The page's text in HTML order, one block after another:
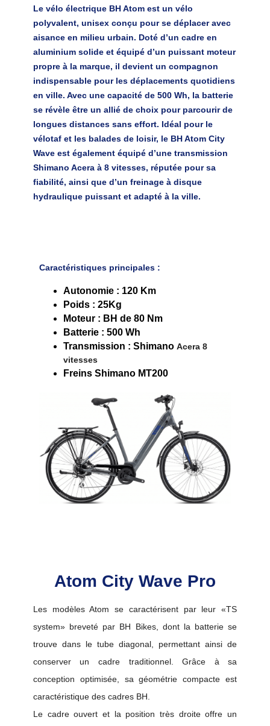
Le vélo électrique BH Atom est un vélo
polyvalent, unisex conçu pour se déplacer avec
aisance en milieu urbain. Doté d’un cadre en
aluminium solide et équipé d’un puissant moteur
propre à la marque, il devient un compagnon
indispensable pour les déplacements quotidiens
en ville. Avec une capacité de 500 Wh, la batterie
se révèle être un allié de choix pour parcourir de
longues distances sans effort. Idéal pour le
vélotaf et les balades de loisir, le BH Atom City
Wave est également équipé d’une transmission
Shimano Acera à 8 vitesses, réputée pour sa
fiabilité, ainsi que d’un freinage à disque
hydraulique puissant et adapté à la ville.
Caractéristiques principales:
Autonomie : 120 Km
Poids : 25Kg
Moteur : BH de 80 Nm
Batterie : 500 Wh
Transmission : Shimano Acera 8
vitesses
Freins Shimano MT200
Atom City Wave Pro
Les modèles Atom se caractérisent par leur «TS
system» breveté par BH Bikes, dont la batterie se
trouve dans le tube diagonal, permettant ainsi de
conserver un cadre traditionnel. Grâce à sa
conception optimisée, sa géométrie compacte est
caractéristique des cadres BH.
Le cadre ouvert et la position très droite offre un